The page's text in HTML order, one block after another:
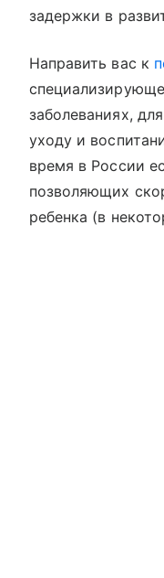
задержки в
Направить вас к
заболеваниях,
уходу и
время в России
позволяющих
ребенка (в